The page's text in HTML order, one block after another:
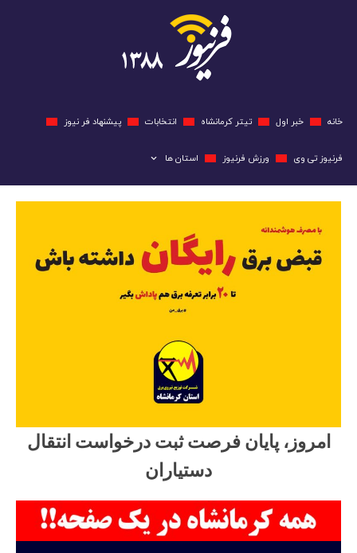
خانه خبر اول تیتر کرمانشاه انتخابات پیشنهاد فر نیوز
فرنیوز تی وی ورزش فرنیوز استان ها
امروز، پایان فرصت ثبت درخواست انتقال
دستیاران